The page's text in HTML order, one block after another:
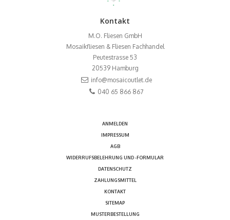
Kontakt
M.O. Fliesen GmbH
Mosaikfliesen & Fliesen Fachhandel
Peutestrasse 53
20539 Hamburg
info@mosaicoutlet.de
040 65 866 867
ANMELDEN
IMPRESSUM
AGB
WIDERRUFSBELEHRUNG UND -FORMULAR
DATENSCHUTZ
ZAHLUNGSMITTEL
KONTAKT
SITEMAP
MUSTERBESTELLUNG